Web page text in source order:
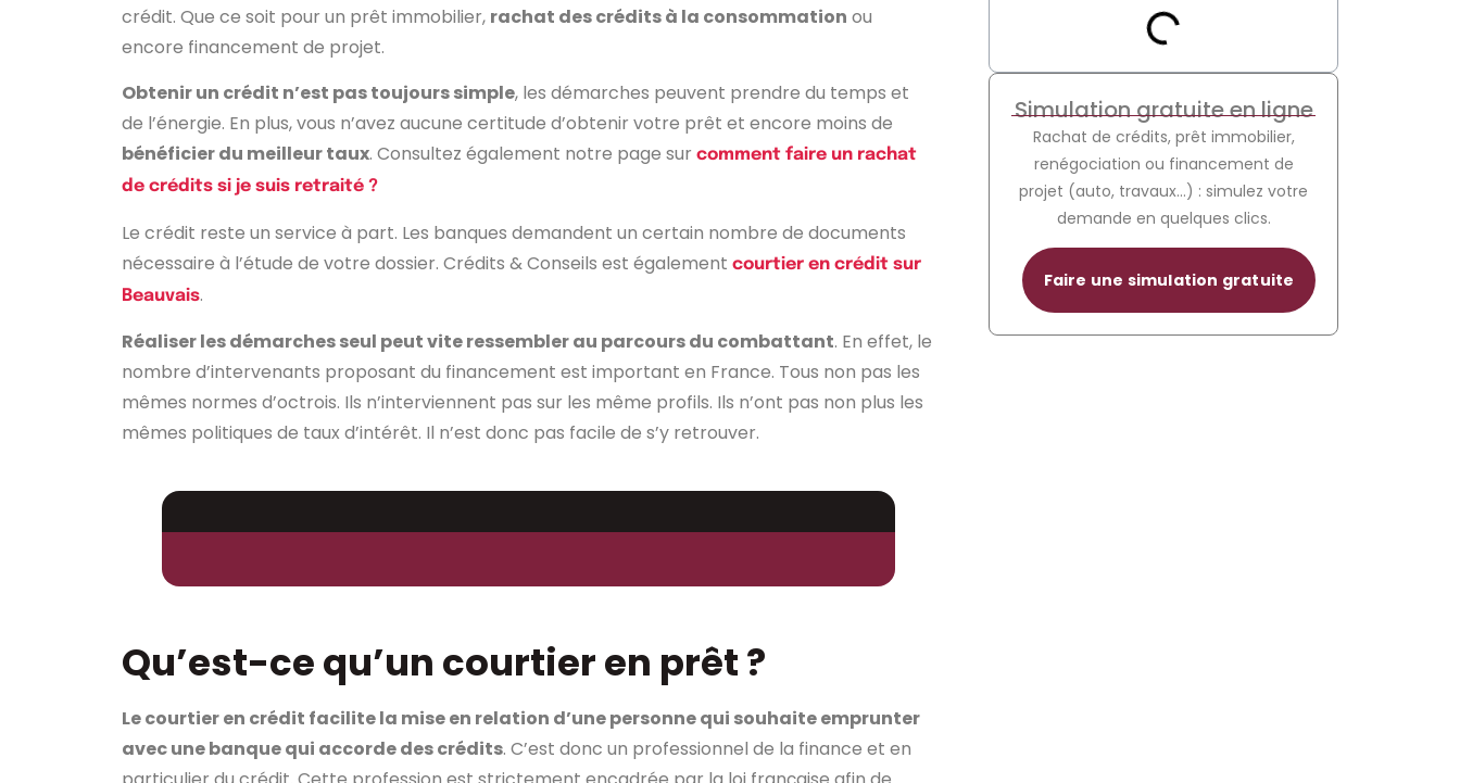
crédit. Que ce soit pour un prêt immobilier, rachat des crédits à la consommation ou
encore financement de projet.
Obtenir un crédit n’est pas toujours simple, les démarches peuvent prendre du temps et
de l’énergie. En plus, vous n’avez aucune certitude d’obtenir votre prêt et encore moins de
bénéficier du meilleur taux. Consultez également notre page sur comment faire un rachat
de crédits si je suis retraité ?
Le crédit reste un service à part. Les banques demandent un certain nombre de documents
nécessaire à l’étude de votre dossier. Crédits & Conseils est également courtier en crédit sur
Beauvais.
Réaliser les démarches seul peut vite ressembler au parcours du combattant. En effet, le
nombre d’intervenants proposant du financement est important en France. Tous non pas les
mêmes normes d’octrois. Ils n’interviennent pas sur les même profils. Ils n’ont pas non plus les
mêmes politiques de taux d’intérêt. Il n’est donc pas facile de s’y retrouver.
Qu’est-ce qu’un courtier en prêt ?
Le courtier en crédit facilite la mise en relation d’une personne qui souhaite emprunter
avec une banque qui accorde des crédits. C’est donc un professionnel de la finance et en
Simulation gratuite en ligne
Rachat de crédits, prêt immobilier,
renégociation ou financement de
projet (auto, travaux…) : simulez votre
demande en quelques clics.
Faire une simulation gratuite